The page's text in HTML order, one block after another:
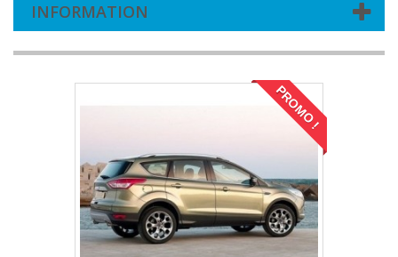
INFORMATION
PROMO !